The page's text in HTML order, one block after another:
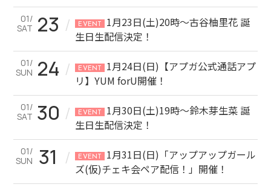
01/
SAT 23 / EVENT
1月23日(土)20時～古谷柚里花 誕
生日生配信決定！
01/
SUN 24 / EVENT
1月24日(日)【アプガ公式通話アプ
リ】YUM forU開催！
01/
SAT 30 / EVENT
1月30日(土)19時～鈴木芽生菜 誕
生日生配信決定！
01/
SUN
31 / EVENT
1月31日(日)「アップアップガール
ズ(仮)チェキ会ペア配信！」開催！